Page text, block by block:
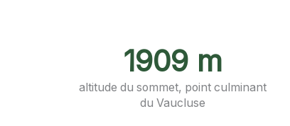
1909 m
altitude du sommet, point culminant
du Vaucluse